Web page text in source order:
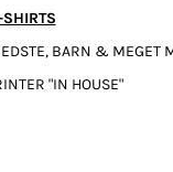
SHIRTS
BARN & MEGET
"IN HOUSE"
/ Softshell